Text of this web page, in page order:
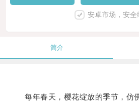
安卓市场，安全
简介
每年春天，樱花绽放的季节，仿